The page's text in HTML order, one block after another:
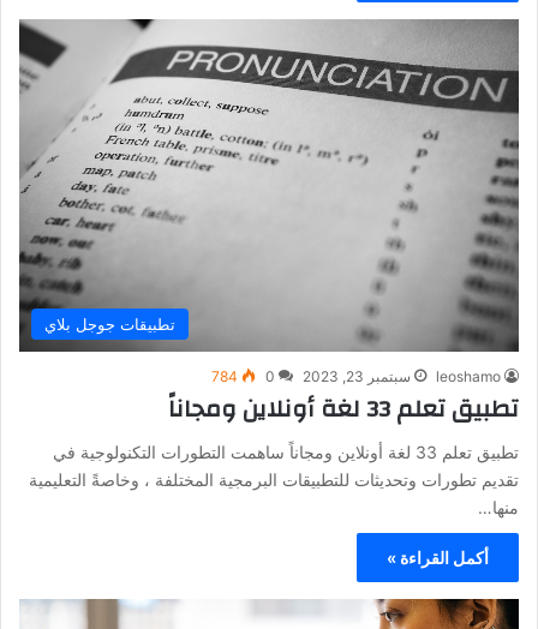
تطبيقات جوجل بلاي
leoshamo سبتمبر 23, 2023 0
784
تطبيق تعلم 33 لغة أونلاين ومجاناً
تطبيق تعلم 33 لغة أونلاين ومجاناً ساهمت التطورات التكنولوجية في
تقديم تطورات وتحديثات للتطبيقات البرمجية المختلفة ، وخاصةً التعليمية
منها…
أكمل القراءة »